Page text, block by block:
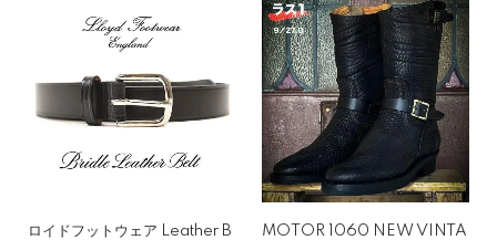
ロイドフットウェア Leather B
MOTOR 1060 NEW VINTA